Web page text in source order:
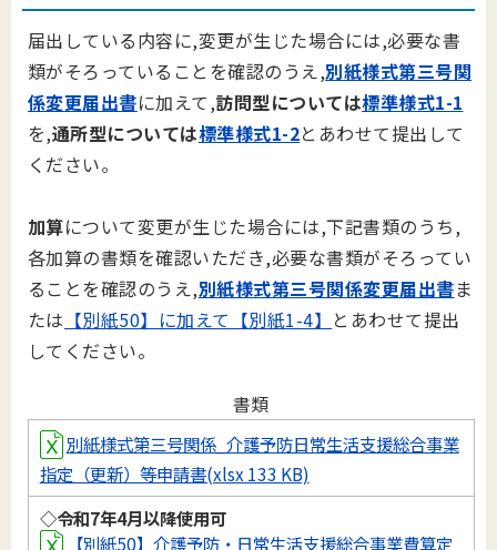
届出している内容に,変更が生じた場合には,必要な書
類がそろっていることを確認のうえ,別紙様式第三号関
係変更届出書に加えて,訪問型については標準様式1-1
を,通所型については標準様式1-2とあわせて提出して
ください。
加算について変更が生じた場合には,下記書類のうち,
各加算の書類を確認いただき,必要な書類がそろってい
ることを確認のうえ,別紙様式第三号関係変更届出書ま
たは 【別紙50】に加えて【別紙1-4】 とあわせて提出
してください。
書類
別紙様式第三号関係_介護予防日常生活支援総合事業
指定（更新）等申請書(xlsx 133 KB)
◇令和7年4月以降使用可
【別紙50】介護予防・日常生活支援総合事業費算定